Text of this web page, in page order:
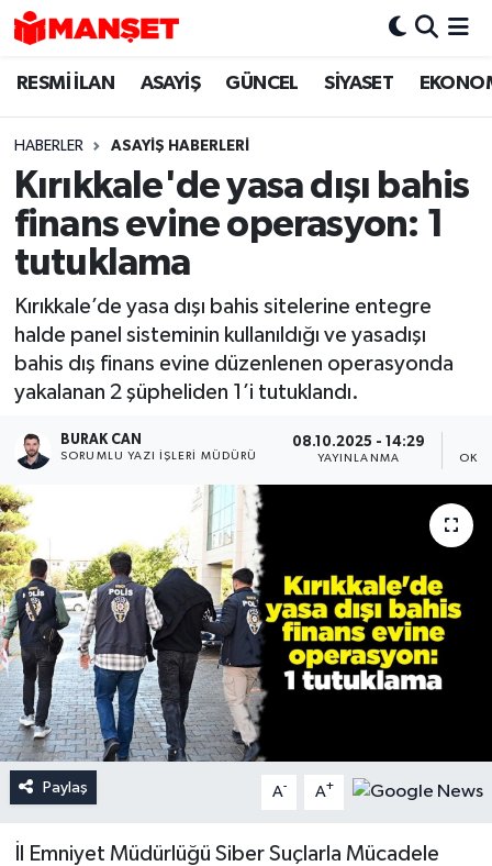
RESMİ İLAN ASAYİŞ GÜNCEL SİYASET
HABERLER ASAYİŞ HABERLERİ
Kırıkkale'de yasa dışı bahis
finans evine operasyon: 1
tutuklama
Kırıkkale’de yasa dışı bahis sitelerine entegre
halde panel sisteminin kullanıldığı ve yasadışı
bahis dış finans evine düzenlenen operasyonda
yakalanan 2 şüpheliden 1’i tutuklandı.
BURAK CAN
SORUMLU YAZI İŞLERI MÜDÜRÜ
08.10.2025 - 14:29
YAYINLANMA
Paylaş A- A+
İl Emniyet Müdürlüğü Siber Suçlarla Mücadele
Hava Durumu
Trafik Durumu
Süper Lig Puan Durumu ve Fikstür
Tüm Manşetler
Son Dakika Haberleri
Haber Arşivi